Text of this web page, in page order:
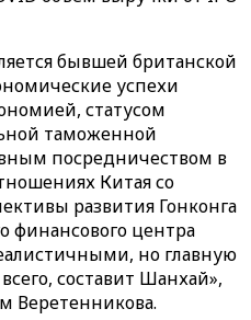
бывшей британской
успехи
статусом
таможенной
посредничеством в
Китая со
развития Гонконга
финансового центра
но главную
составит Шанхай»,
Веретенникова.